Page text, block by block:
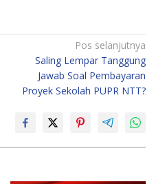
Pos selanjutnya
Saling Lempar Tanggung
Jawab Soal Pembayaran
Proyek Sekolah PUPR NTT?